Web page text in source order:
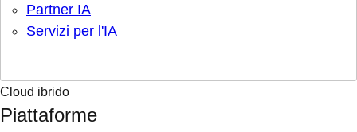
Partner IA
Servizi per l'IA
Cloud ibrido
Piattaforme